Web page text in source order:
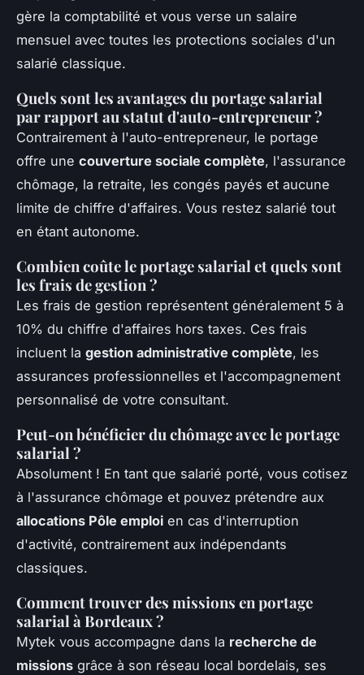
gère la comptabilité et vous verse un salaire
mensuel avec toutes les protections sociales d'un
salarié classique.
Quels sont les avantages du portage salarial
par rapport au statut d'auto-entrepreneur ?
Contrairement à l'auto-entrepreneur, le portage
offre une couverture sociale complète, l'assurance
chômage, la retraite, les congés payés et aucune
limite de chiffre d'affaires. Vous restez salarié tout
en étant autonome.
Combien coûte le portage salarial et quels sont
les frais de gestion ?
Les frais de gestion représentent généralement 5 à
10% du chiffre d'affaires hors taxes. Ces frais
incluent la gestion administrative complète, les
assurances professionnelles et l'accompagnement
personnalisé de votre consultant.
Peut-on bénéficier du chômage avec le portage
salarial ?
Absolument ! En tant que salarié porté, vous cotisez
à l'assurance chômage et pouvez prétendre aux
allocations Pôle emploi en cas d'interruption
d'activité, contrairement aux indépendants
classiques.
Comment trouver des missions en portage
salarial à Bordeaux ?
Mytek vous accompagne dans la recherche de
missions grâce à son réseau local bordelais, ses